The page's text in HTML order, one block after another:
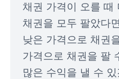
채권 가격이 오를 때
채권을 모두 팔았다
낮은 가격으로 채권
가격으로 채권을 팔
많은 수익을 낼 수 있